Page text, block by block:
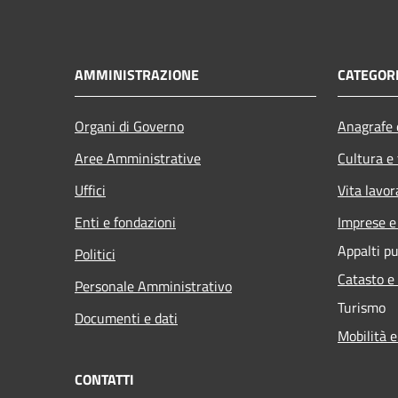
AMMINISTRAZIONE
Organi di Governo
Aree Amministrative
Uffici
Enti e fondazioni
Politici
Personale Amministrativo
Documenti e dati
Cultura
Vita
Imprese
Appalti
Catasto
Turismo
Mobilità
CONTATTI